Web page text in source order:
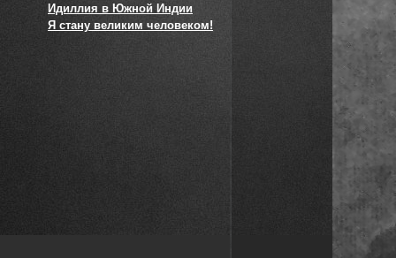
Идиллия в Южной Индии
Я стану великим человеком!